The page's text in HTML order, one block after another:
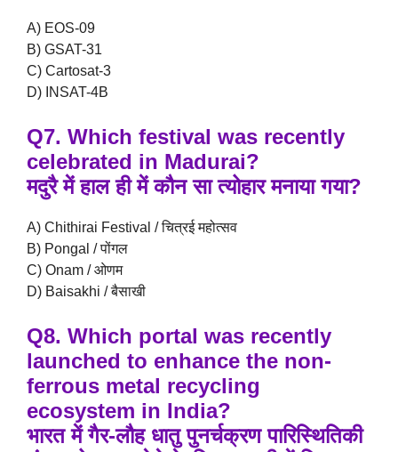
A) EOS-09
B) GSAT-31
C) Cartosat-3
D) INSAT-4B
Q7. Which festival was recently
celebrated in Madurai?
मदुरै में हाल ही में कौन सा त्योहार मनाया गया?
A) Chithirai Festival / चित्रई महोत्सव
B) Pongal / पोंगल
C) Onam / ओणम
D) Baisakhi / बैसाखी
Q8. Which portal was recently
launched to enhance the non-
ferrous metal recycling
ecosystem in India?
भारत में गैर-लौह धातु पुनर्चक्रण पारिस्थितिकी